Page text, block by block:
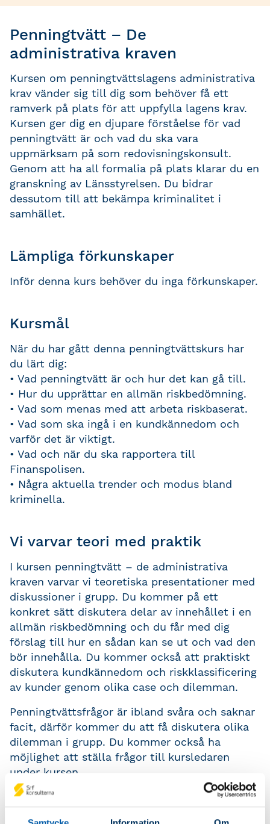
Penningtvätt – De
administrativa kraven
Kursen om penningtvättslagens administrativa
krav vänder sig till dig som behöver få ett
ramverk på plats för att uppfylla lagens krav.
Kursen ger dig en djupare förståelse för vad
penningtvätt är och vad du ska vara
uppmärksam på som redovisningskonsult.
Genom att ha all formalia på plats klarar du en
granskning av Länsstyrelsen. Du bidrar
dessutom till att bekämpa kriminalitet i
samhället.
Lämpliga förkunskaper
Inför denna kurs behöver du inga förkunskaper.
Kursmål
När du har gått denna penningtvättskurs har
du lärt dig:
• Vad penningtvätt är och hur det kan gå till.
• Hur du upprättar en allmän riskbedömning.
• Vad som menas med att arbeta riskbaserat.
• Vad som ska ingå i en kundkännedom och
varför det är viktigt.
• Vad och när du ska rapportera till
Finanspolisen.
• Några aktuella trender och modus bland
kriminella.
Vi varvar teori med praktik
I kursen penningtvätt – de administrativa
kraven varvar vi teoretiska presentationer med
diskussioner i grupp. Du kommer på ett
konkret sätt diskutera delar av innehållet i en
allmän riskbedömning och du får med dig
förslag till hur en sådan kan se ut och vad den
bör innehålla. Du kommer också att praktiskt
diskutera kundkännedom och riskklassificering
av kunder genom olika case och dilemman.
Penningtvättsfrågor är ibland svåra och saknar
facit, därför kommer du att få diskutera olika
dilemman i grupp. Du kommer också ha
möjlighet att ställa frågor till kursledaren
under kursen.